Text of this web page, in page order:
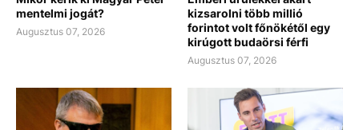
mentelmi jogát?
Augusztus 07, 2026
kizsarolni több millió
forintot volt főnökétől egy
kirúgott budaörsi férfi
Augusztus 07, 2026